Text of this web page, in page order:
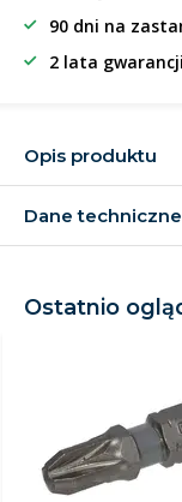
90 dni na
2 lata gwarancji
Opis produktu
Dane techniczne
Ostatnio